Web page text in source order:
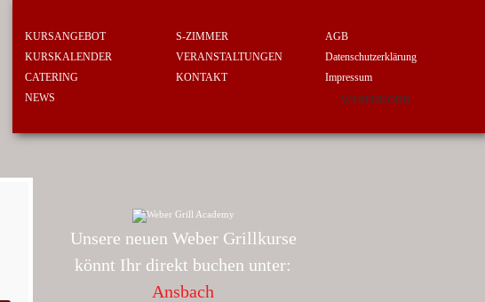
KURSANGEBOT
S-ZIMMER
KURSKALENDER
VERANSTALTUNGEN
CATERING
KONTAKT
NEWS
AGB
Datenschutzerklärung
Impressum
WARENKORB
Unsere neuen Weber Grillkurse
könnt Ihr direkt buchen unter:
Ansbach